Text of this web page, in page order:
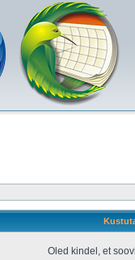
Oled kindel, et